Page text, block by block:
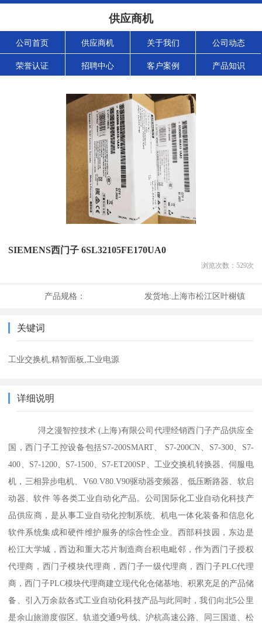
供应商机
公司首页 供应商机 关于我们 公司动态
荣誉认证 招聘中心 客户案例 产品知识
SIEMENS西门子 6SL32105FE170UA0
浏览次数： 529次
产品规格： 发货地: 上海市松江区叶榭镇
关键词
工业交换机,精智面板,工业电源
详细说明
浔之漫智控技术 (上海)有限公司代理经销西门子产品供应全
国，西门子工控设备包括S7-200SMART、 S7-200CN、S7-300、S7-
400、S7-1200、S7-1500、S7-ET200SP、工业交换机转换器、伺服电
机，三相异步电机、V60.V80.V90驱动器变频器、低压断路器、软启
动器、软件 等各类工业自动化产品。公司国际化工业自动化科技产
品供应商，是从事工业自动化控制系统、机电一体化装备和信息化
软件系统集成和硬件维护服务的综合性企业。西部科技园，东边是
松江大学城，西边和重大芯片制造商台积电毗邻，作为西门子授权
代理商，西门子模块代理商，西门子一级代理商，西门子PLC代理
商，西门子PLC模块代理商建立现代化仓储基地、积累充足的产品储
备、引入万余款各式工业自动化科技产品与此同时，我们向北5公里
是余山旅游度假区。轨道交通9号线、沪杭高速公路、同三国道、松